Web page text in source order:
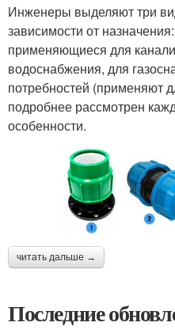
Инженеры выделяют три
зависимости от
применяющиеся для
водоснабжения, для
потребностей (применяют
подробнее рассмотрен
особенности.
читать дальше →
Последние